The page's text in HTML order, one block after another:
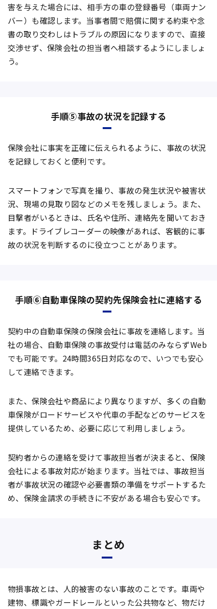
害を与えた場合には、相手方の車の登録番号（車両ナン
バー）も確認します。当事者間で賠償に関する約束や念
書の取り交わしはトラブルの原因になりますので、直接
交渉せず、保険会社の担当者へ相談するようにしましょ
う。
手順⑤事故の状況を記録する
保険会社に事実を正確に伝えられるように、事故の状況
を記録しておくと便利です。
スマートフォンで写真を撮り、事故の発生状況や被害状
況、現場の見取り図などのメモを残しましょう。また、
目撃者がいるときは、氏名や住所、連絡先を聞いておき
ます。ドライブレコーダーの映像があれば、客観的に事
故の状況を判断するのに役立つことがあります。
手順⑥自動車保険の契約先保険会社に連絡する
契約中の自動車保険の保険会社に事故を連絡します。当
社の場合、自動車保険の事故受付は電話のみならずWeb
でも可能です。24時間365日対応なので、いつでも安心
して連絡できます。
また、保険会社や商品により異なりますが、多くの自動
車保険がロードサービスや代車の手配などのサービスを
提供しているため、必要に応じて利用しましょう。
契約者からの連絡を受けて事故担当者が決まると、保険
会社による事故対応が始まります。当社では、事故担当
者が事故状況の確認や必要書類の準備をサポートするた
め、保険金請求の手続きに不安がある場合も安心です。
まとめ
物損事故とは、人的被害のない事故のことです。車両や
建物、標識やガードレールといった公共物など、物だけ